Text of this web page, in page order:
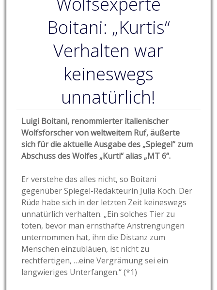
Boitani: „Kurtis“
Verhalten war
keineswegs
unnatürlich!
Luigi Boitani, renommierter italienischer
Wolfsforscher von weltweitem Ruf, äußerte
sich für die aktuelle Ausgabe des „Spiegel“ zum
Abschuss des Wolfes „Kurti“ alias „MT 6“.
Er verstehe das alles nicht, so Boitani
gegenüber Spiegel-Redakteurin Julia Koch. Der
Rüde habe sich in der letzten Zeit keineswegs
unnatürlich verhalten. „Ein solches Tier zu
töten, bevor man ernsthafte Anstrengungen
unternommen hat, ihm die Distanz zum
Menschen einzubläuen, ist nicht zu
rechtfertigen, …eine Vergrämung sei ein
langwieriges Unterfangen.“ (*1)